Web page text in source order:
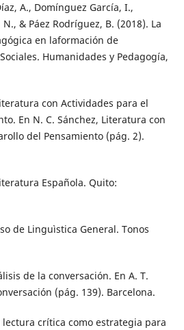
A., Domínguez García, I.,
& Páez Rodríguez, B. (2018). La
en laformación de
Humanidades y Pedagogía,
con Actividades para el
En N. C. Sánchez, Literatura con
del Pensamiento (pág. 2).
Española. Quito:
de Linguìstica General. Tonos
de la conversación. En A. T.
(pág. 139). Barcelona.
lectura crítica como estrategia para